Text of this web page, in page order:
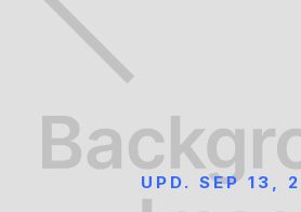
UPD. SEP 13,